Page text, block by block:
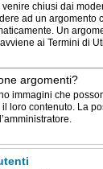
chiusi dai
ad un argomento
Un
ai Termini di
argomenti?
immagini che
loro contenuto. La